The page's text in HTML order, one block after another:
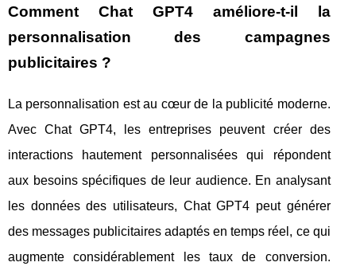
Comment Chat GPT4 améliore-t-il la
personnalisation des campagnes
publicitaires ?
La personnalisation est au cœur de la publicité moderne.
Avec Chat GPT4, les entreprises peuvent créer des
interactions hautement personnalisées qui répondent
aux besoins spécifiques de leur audience. En analysant
les données des utilisateurs, Chat GPT4 peut générer
des messages publicitaires adaptés en temps réel, ce qui
augmente considérablement les taux de conversion.